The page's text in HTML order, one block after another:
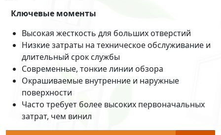
Ключевые моменты
Высокая жесткость для больших отверстий
Низкие затраты на техническое обслуживание и
длительный срок службы
Современные, тонкие линии обзора
Окрашиваемые внутренние и наружные
поверхности
Часто требует более высоких первоначальных
затрат, чем винил